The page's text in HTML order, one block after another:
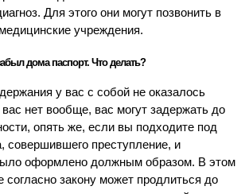
Для этого они могут позвонить в
учреждения.
дома паспорт. Что делать?
у вас с собой не оказалось
вас нет вообще, вас могут задержать до
опять же, если вы подходите под
совершившего преступление, и
оформлено должным образом. В этом
согласно закону может продлиться до